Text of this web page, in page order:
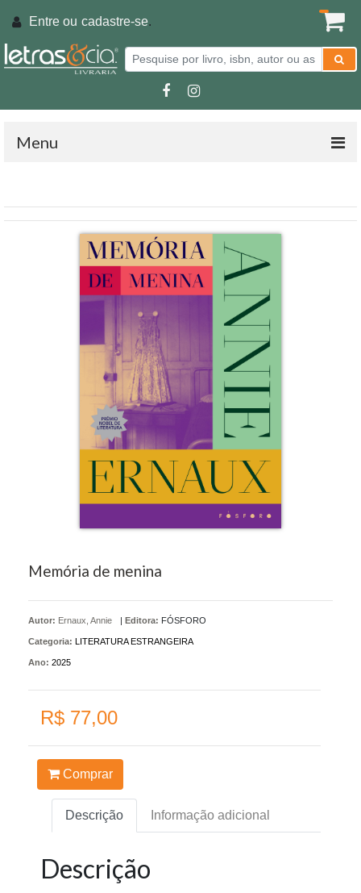
Entre ou cadastre-se.
Menu
Memória de menina
Autor: Ernaux, Annie | Editora: FÓSFORO
Categoria: LITERATURA ESTRANGEIRA
Ano: 2025
R$ 77,00
Comprar
Descrição Informação adicional
Descrição